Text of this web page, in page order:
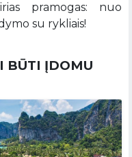
pramogas: nuo
su rykliais!
BŪTI ĮDOMU